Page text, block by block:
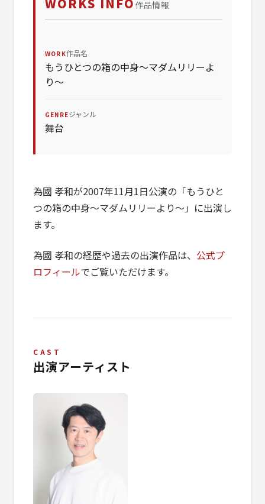
作品情報
WORK作品名
もうひとつの箱の中身〜マダムリリーよ
り〜
GENREジャンル
舞台
為國 孝和が2007年11月1日公演の「もうひと
つの箱の中身〜マダムリリーより〜」に出演し
ます。
為國 孝和の経歴や過去の出演作品は、 公式プ
ロフィールでご覧いただけます。
CAST
出演アーティスト